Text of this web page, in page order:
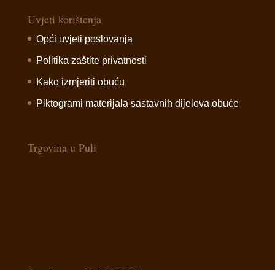
Uvjeti korištenja
Opći uvjeti poslovanja
Politika zaštite privatnosti
Kako izmjeriti obuću
Piktogrami materijala sastavnih dijelova obuće
Trgovina u Puli